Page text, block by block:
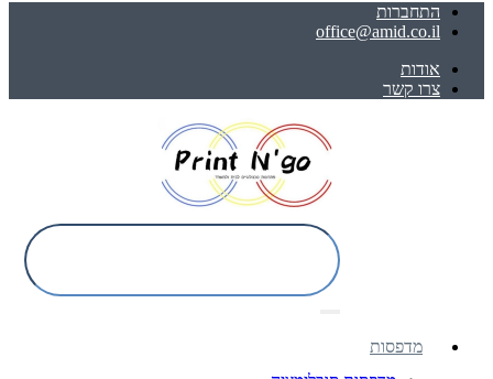
התחברות
office@amid.co.il
אודות
צרו קשר
מדפסות